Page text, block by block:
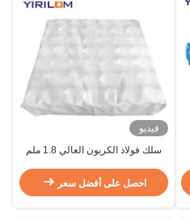
فيديو
سلك فولاذ الكربون العالي 1.8 ملم
الراحة في وسائد الأريكة
احصل على أفضل سعر